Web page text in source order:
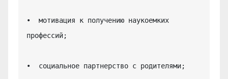
•  мотивация к получению наукоемких
профессий;
•  социальное партнерство с родителями;